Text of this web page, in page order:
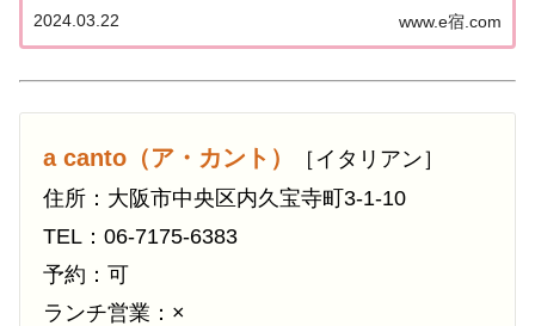
にまとめました。ゴエミヨ2024『大阪』イタリア料
理関西「大阪エリア」で「ゴ・エ・ミヨ...
www.e宿.com
2024.03.22
a canto（ア・カント）
［イタリアン］
住所：大阪市中央区内久宝寺町3-1-10
TEL：06-7175-6383
予約：可
ランチ営業：×